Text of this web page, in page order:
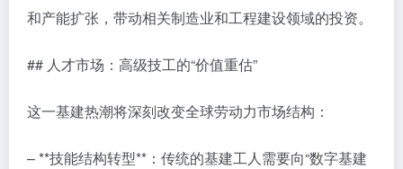
和产能扩张，带动相关制造业和工程建设领域的投资。
## 人才市场：高级技工的“价值重估”
这一基建热潮将深刻改变全球劳动力市场结构：
– **技能结构转型**：传统的基建工人需要向“数字基建